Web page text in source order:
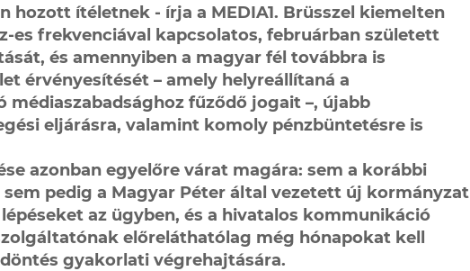
hozott ítéletnek - írja a MEDIA1. Brüsszel kiemelten
es frekvenciával kapcsolatos, februárban született
és amennyiben a magyar fél továbbra is
érvényesítését – amely helyreállítaná a
médiaszabadsághoz fűződő jogait –, újabb
eljárásra, valamint komoly pénzbüntetésre is
azonban egyelőre várat magára: sem a korábbi
sem pedig a Magyar Péter által vezetett új kormányzat
az ügyben, és a hivatalos kommunikáció
előreláthatólag még hónapokat kell
gyakorlati végrehajtására.